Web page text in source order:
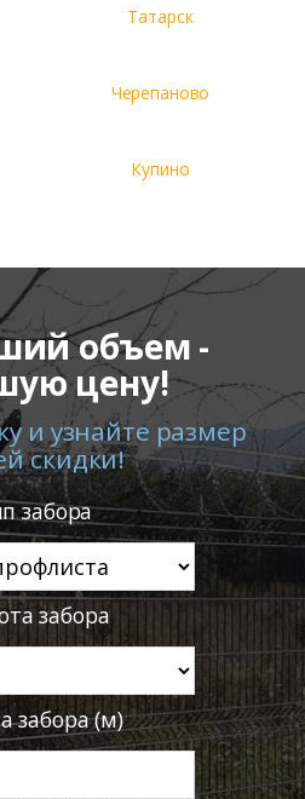
Татарск
Черепаново
Купино
объем -
цену!
и узнайте размер
скидки!
забора
забора
забора (м)